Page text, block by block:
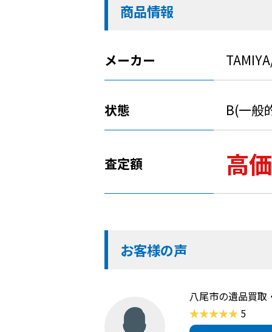
商品情報
メーカー
状態 B(一般
査定額 高
お客様の声
八尾市の遺品買取
5